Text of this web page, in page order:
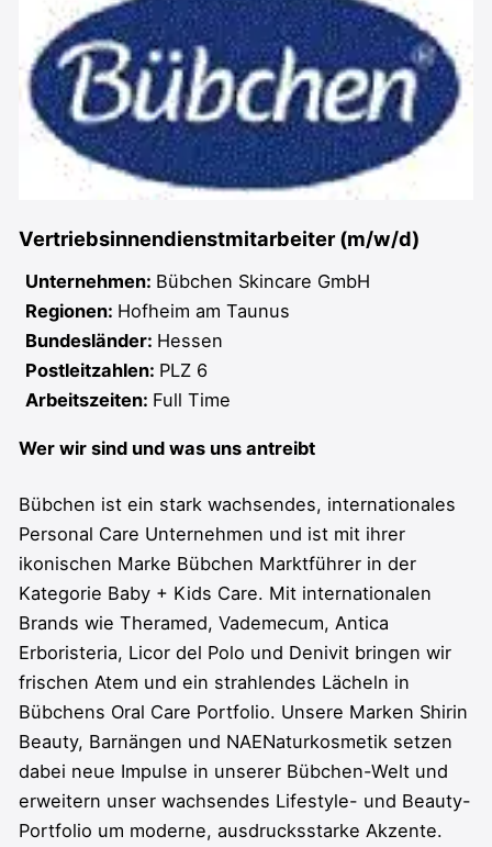
Vertriebsinnendienstmitarbeiter (m/w/d)
Unternehmen: Bübchen Skincare GmbH
Regionen: Hofheim am Taunus
Bundesländer: Hessen
Postleitzahlen: PLZ 6
Arbeitszeiten: Full Time
Wer wir sind und was uns antreibt
Bübchen ist ein stark wachsendes, internationales
Personal Care Unternehmen und ist mit ihrer
ikonischen Marke Bübchen Marktführer in der
Kategorie Baby + Kids Care. Mit internationalen
Brands wie Theramed, Vademecum, Antica
Erboristeria, Licor del Polo und Denivit bringen wir
frischen Atem und ein strahlendes Lächeln in
Bübchens Oral Care Portfolio. Unsere Marken Shirin
Beauty, Barnängen und NAENaturkosmetik setzen
dabei neue Impulse in unserer Bübchen-Welt und
erweitern unser wachsendes Lifestyle- und Beauty-
Portfolio um moderne, ausdrucksstarke Akzente.